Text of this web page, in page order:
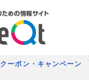
クーポン・キャンペーン